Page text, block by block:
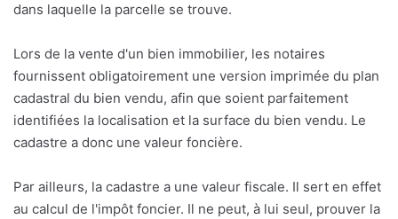
dans laquelle la parcelle se trouve.
Lors de la vente d'un bien immobilier, les notaires
fournissent obligatoirement une version imprimée du plan
cadastral du bien vendu, afin que soient parfaitement
identifiées la localisation et la surface du bien vendu. Le
cadastre a donc une valeur foncière.
Par ailleurs, la cadastre a une valeur fiscale. Il sert en effet
au calcul de l'impôt foncier. Il ne peut, à lui seul, prouver la